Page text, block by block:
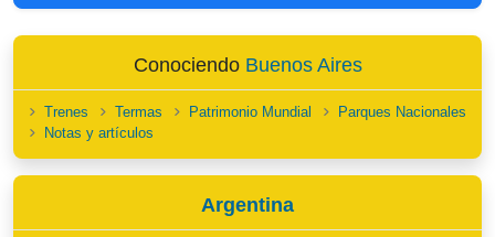
Conociendo Buenos Aires
Trenes Termas Patrimonio Mundial
Parques Nacionales
Notas y artículos
Argentina